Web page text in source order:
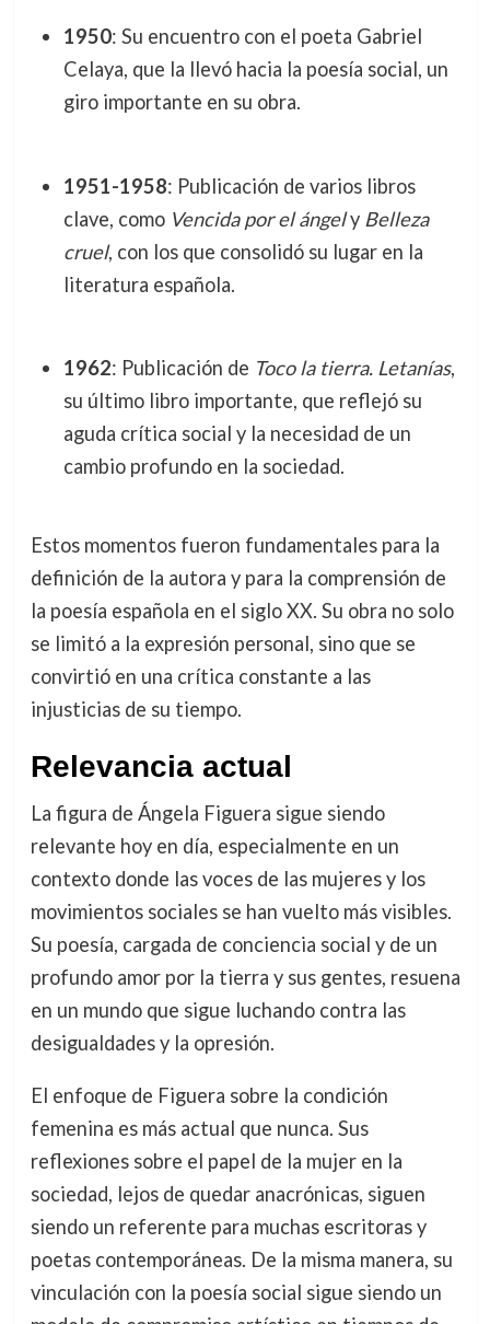
1950: Su encuentro con el poeta Gabriel
Celaya, que la llevó hacia la poesía social, un
giro importante en su obra.
1951-1958: Publicación de varios libros
clave, como Vencida por el ángely Belleza
cruel, con los que consolidó su lugar en la
literatura española.
1962: Publicación de Toco la tierra. Letanías,
su último libro importante, que reflejó su
aguda crítica social y la necesidad de un
cambio profundo en la sociedad.
Estos momentos fueron fundamentales para la
definición de la autora y para la comprensión de
la poesía española en el siglo XX. Su obra no solo
se limitó a la expresión personal, sino que se
convirtió en una crítica constante a las
injusticias de su tiempo.
Relevancia actual
La figura de Ángela Figuera sigue siendo
relevante hoy en día, especialmente en un
contexto donde las voces de las mujeres y los
movimientos sociales se han vuelto más visibles.
Su poesía, cargada de conciencia social y de un
profundo amor por la tierra y sus gentes, resuena
en un mundo que sigue luchando contra las
desigualdades y la opresión.
El enfoque de Figuera sobre la condición
femenina es más actual que nunca. Sus
reflexiones sobre el papel de la mujer en la
sociedad, lejos de quedar anacrónicas, siguen
siendo un referente para muchas escritoras y
poetas contemporáneas. De la misma manera, su
vinculación con la poesía social sigue siendo un